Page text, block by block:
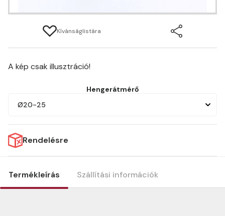
Kívánságlistára
A kép csak illusztráció!
Hengerátmérő
Ø20-25
Rendelésre
Termékleírás Szállítási információk